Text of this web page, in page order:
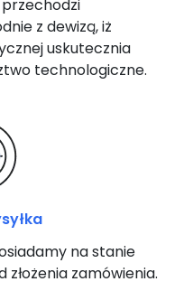
przechodzi
z dewizą, iż
uskutecznia
technologiczne.
na stanie
złożenia zamówienia.